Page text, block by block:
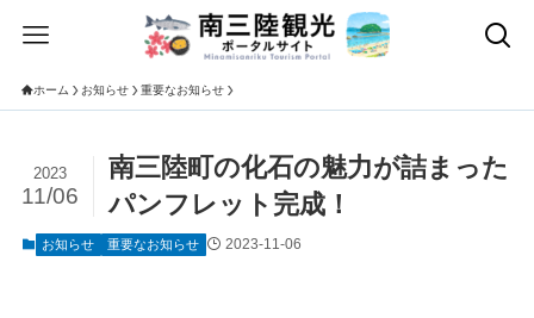
ホーム お知らせ 重要なお知らせ
南三陸町の化石の魅力が詰まった
パンフレット完成！
2023
11/06
お知らせ 重要なお知らせ 2023-11-06